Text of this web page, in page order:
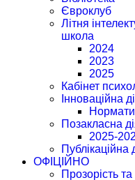
Євроклуб
Літня
школа
2024
2023
2025
Кабінет
Інноваційна
Позакласна
2025-
Публікаційна
ОФІЦІЙНО
Прозорість та